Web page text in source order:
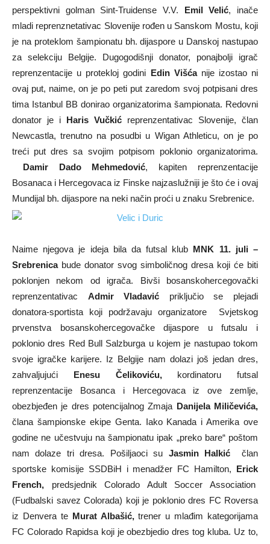
perspektivni golman Sint-Truidense V.V. Emil Velić, inače
mladi reprenznetativac Slovenije rođen u Sanskom Mostu, koji
je na proteklom šampionatu bh. dijaspore u Danskoj nastupao
za selekciju Belgije. Dugogodišnji donator, ponajbolji igrač
reprenzentacije u protekloj godini Edin Višćanije izostao ni
ovaj put, naime, on je po peti put zaredom svoj potpisani dres
tima Istanbul BB donirao organizatorima šampionata. Redovni
donator je i Haris Vučkić reprenzentativac Slovenije, član
Newcastla, trenutno na posudbi u Wigan Athleticu, on je po
treći put dres sa svojim potpisom poklonio organizatorima.
Damir Dado Mehmedović, kapiten reprenzentacije
Bosanaca i Hercegovaca iz Finske najzaslužniji je što će i ovaj
Mundijal bh. dijaspore na neki način proći u znaku Srebrenice.
Naime njegova je ideja bila da futsal klub MNK 11. juli –
Srebrenicabude donator svog simboličnog dresa koji će biti
poklonjen nekom od igrača. Bivši bosanskohercegovački
reprenzentativac Admir Vladavić priključio se plejadi
donatora-sportista koji podržavaju organizatore Svjetskog
prvenstva bosanskohercegovačke dijaspore u futsalu i
poklonio dres Red Bull Salzburga u kojem je nastupao tokom
svoje igračke karijere. Iz Belgije nam dolazi još jedan dres,
zahvaljujući Enesu Čelikoviću,kordinatoru futsal
reprenzentacije Bosanca i Hercegovaca iz ove zemlje,
obezbjeđen je dres potencijalnog Zmaja Danijela Miličevića,
člana šampionske ekipe Genta. Iako Kanada i Amerika ove
godine ne učestvuju na šampionatu ipak „preko bare“ poštom
nam dolaze tri dresa. Pošiljaoci su Jasmin Halkić član
sportske komisije SSDBiH i menadžer FC Hamilton, Erick
French, predsjednik Colorado Adult Soccer Association
(Fudbalski savez Colorada) koji je poklonio dres FC Roversa
iz Denvera te Murat Albašić,trener u mlađim kategorijama
FC Colorado Rapidsa koji je obezbjedio dres tog kluba. Uz to,